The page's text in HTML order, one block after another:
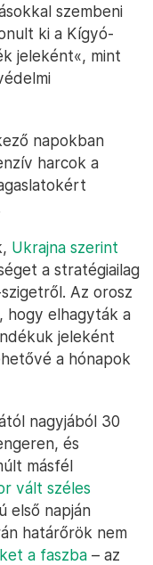
szembeni
ki a Kígyó-
jeleként«, mint
napokban
harcok a
Ukrajna szerint
a stratégiailag
Az orosz
hogy elhagyták a
jeleként
a hónapok
nagyjából 30
és
másfél
vált széles
első napján
határőrök nem
a faszba – az